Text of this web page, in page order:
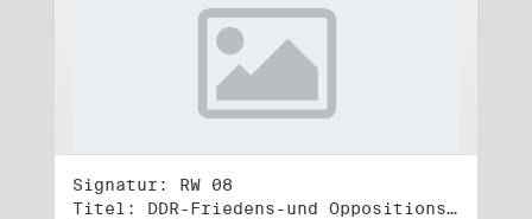
Signatur: RW 08
Titel: DDR-Friedens-und Oppositionsbewegung (1)